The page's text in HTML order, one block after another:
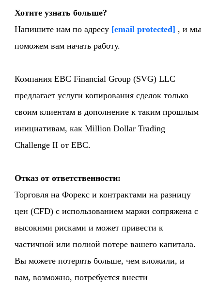
Хотите узнать больше?
Напишите нам по адресу [email protected] , и мы
поможем вам начать работу.
Компания EBC Financial Group (SVG) LLC
предлагает услуги копирования сделок только
своим клиентам в дополнение к таким прошлым
инициативам, как Million Dollar Trading
Challenge II от EBC.
Отказ от ответственности:
Торговля на Форекс и контрактами на разницу
цен (CFD) с использованием маржи сопряжена с
высокими рисками и может привести к
частичной или полной потере вашего капитала.
Вы можете потерять больше, чем вложили, и
вам, возможно, потребуется внести